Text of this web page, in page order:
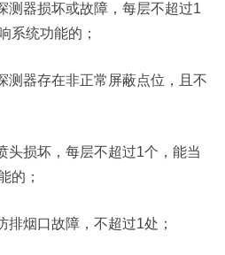
器损坏或故障，每层不超过1
系统功能的；
器存在非正常屏蔽点位，且不
损坏，每层不超过1个，能当
的；
烟口故障，不超过1处；